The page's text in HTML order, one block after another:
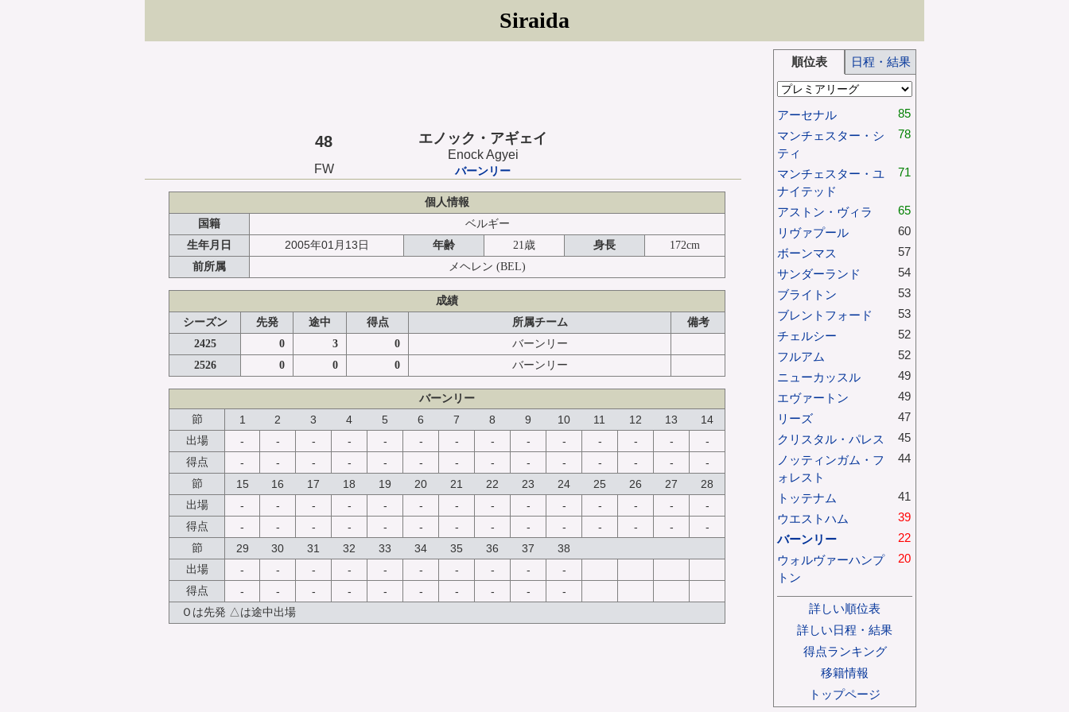
Siraida
48 エノック・アギェイ
Enock Agyei
FW
バーンリー
個人情報
国籍
ベルギー
生年月日
2005年01月13日 年齢 21歳 身長
172cm
前所属
メヘレン (BEL)
成績
シーズン
先発 途中 得点 所属チーム
備考
2425
0 3 0
バーンリー
2526
0 0 0 バーンリー
バーンリー
節
1 2 3 4 5 6 7 8 9 10 11 12 13 14
出場 - - - - - - - - - - - - - -
得点 - - - - - - - - - - - - - -
節 15 16 17 18 19 20 21 22 23 24 25 26 27 28
出場 - - - - - - - - - - - - - -
得点 - - - - - - - - - - - - - -
節 29 30 31 32 33 34 35 36 37 38
出場 - - - - - - - - - -
得点 - - - - - - - - -
-
Ｏは先発 △は途中出場
順位表 日程・結果
アーセナル
85
マンチェスター・シ
ティ
78
マンチェスター・ユ
ナイテッド
71
アストン・ヴィラ
65
リヴァプール
60
ボーンマス
57
サンダーランド
54
ブライトン
53
ブレントフォード
53
チェルシー
52
フルアム
52
ニューカッスル
49
エヴァートン
49
リーズ
47
クリスタル・パレス
45
ノッティンガム・フ
ォレスト
44
トッテナム
41
ウエストハム
39
バーンリー
22
ウォルヴァーハンプ
トン
20
詳しい順位表
詳しい日程・結果
得点ランキング
移籍情報
トップページ